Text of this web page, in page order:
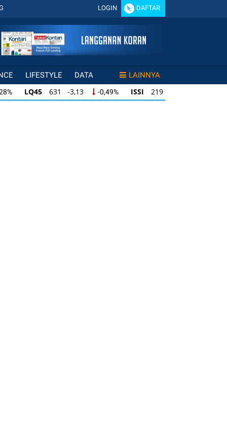
LOGIN DAFTAR
LIFESTYLE DATA LAINNYA
LQ45 631 -3,13 -0,49% ISSI 219 -0,63
LQ45 631 -3,13 -0,49% ISSI 219 -0,63